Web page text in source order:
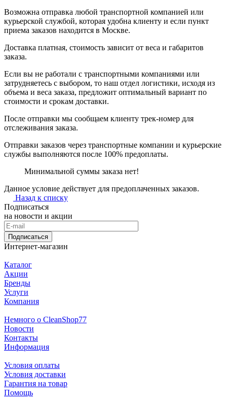
Возможна отправка любой транспортной компанией или
курьерской службой, которая удобна клиенту и если пункт
приема заказов находится в Москве.
Доставка платная, стоимость зависит от веса и габаритов
заказа.
Если вы не работали с транспортными компаниями или
затрудняетесь с выбором, то наш отдел логистики, исходя из
объема и веса заказа, предложит оптимальный вариант по
стоимости и срокам доставки.
После отправки мы сообщаем клиенту трек-номер для
отслеживания заказа.
Отправки заказов через транспортные компании и курьерские
службы выполняются после 100% предоплаты.
Минимальной суммы заказа нет!
Данное условие действует для предоплаченных заказов.
Назад к списку
Подписаться
на новости и акции
Подписаться
Интернет-магазин
Каталог
Акции
Бренды
Услуги
Компания
Немного о CleanShop77
Новости
Контакты
Информация
Условия оплаты
Условия доставки
Гарантия на товар
Помощь